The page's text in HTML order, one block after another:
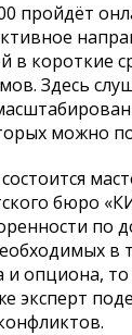
пройдёт
в короткие
Здесь
можно
бюро
по
в
опциона,
эксперт